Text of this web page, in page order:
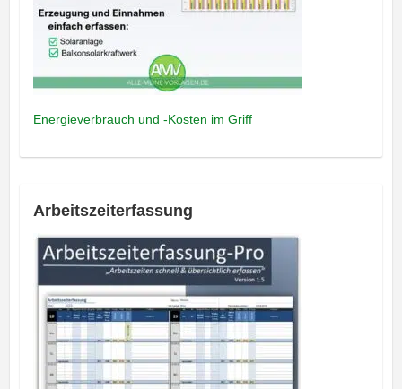
Energieverbrauch und -Kosten im Griff
Arbeitszeiterfassung